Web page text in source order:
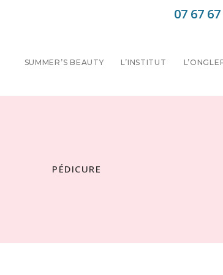
07 67
SUMMER’S BEAUTY L’INSTITUT
PÉDICURE